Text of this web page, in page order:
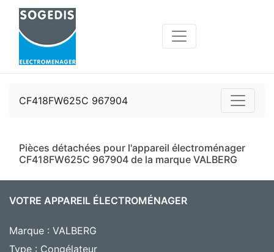
CF418FW625C 967904
Pièces détachées pour l'appareil électroménager
CF418FW625C 967904 de la marque VALBERG
VOTRE APPAREIL ÉLECTROMÉNAGER
Marque : VALBERG
Type : Congélateur